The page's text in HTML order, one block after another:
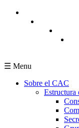
Pasar al contenido
☰ Menu
Sobre el CAC
Estructura